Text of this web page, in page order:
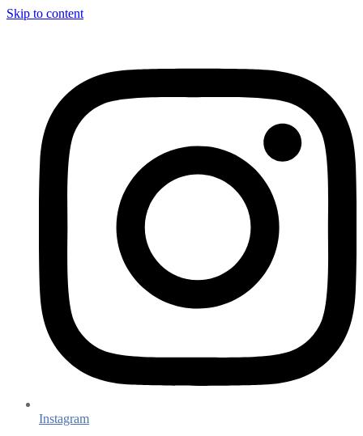
Skip to content
Instagram